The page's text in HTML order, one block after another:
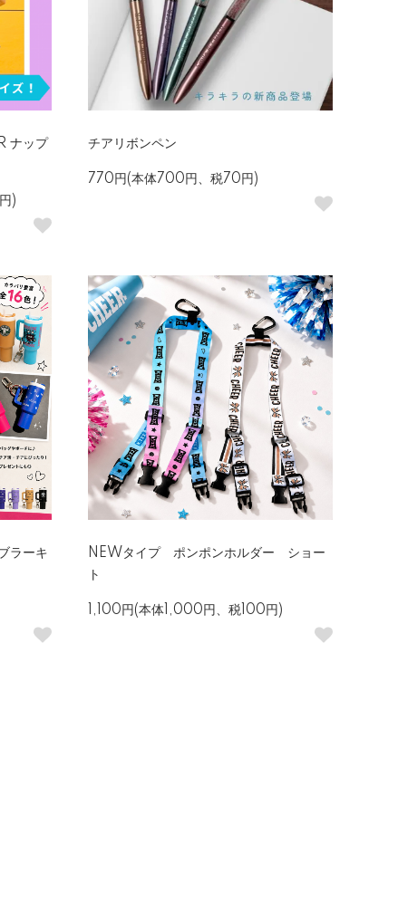
ナップ
)
チアリボンペン
770円(本体700円、税70円)
ラーキ
NEWタイプ ポンポンホルダー ショー
ト
1,100円(本体1,000円、税100円)